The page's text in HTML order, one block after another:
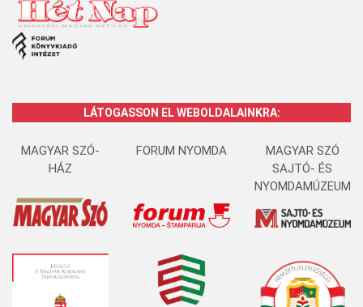
LÁTOGASSON EL WEBOLDALAINKRA:
MAGYAR SZÓ-
HÁZ
FORUM NYOMDA
MAGYAR SZÓ
SAJTÓ- ÉS
NYOMDAMÚZEUM